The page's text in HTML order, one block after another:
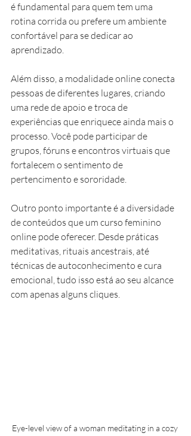
é fundamental para quem tem uma
rotina corrida ou prefere um ambiente
confortável para se dedicar ao
aprendizado.
Além disso, a modalidade online conecta
pessoas de diferentes lugares, criando
uma rede de apoio e troca de
experiências que enriquece ainda mais o
processo. Você pode participar de
grupos, fóruns e encontros virtuais que
fortalecem o sentimento de
pertencimento e sororidade.
Outro ponto importante é a diversidade
de conteúdos que um curso feminino
online pode oferecer. Desde práticas
meditativas, rituais ancestrais, até
técnicas de autoconhecimento e cura
emocional, tudo isso está ao seu alcance
com apenas alguns cliques.
Eye-level view of a woman meditating in a cozy